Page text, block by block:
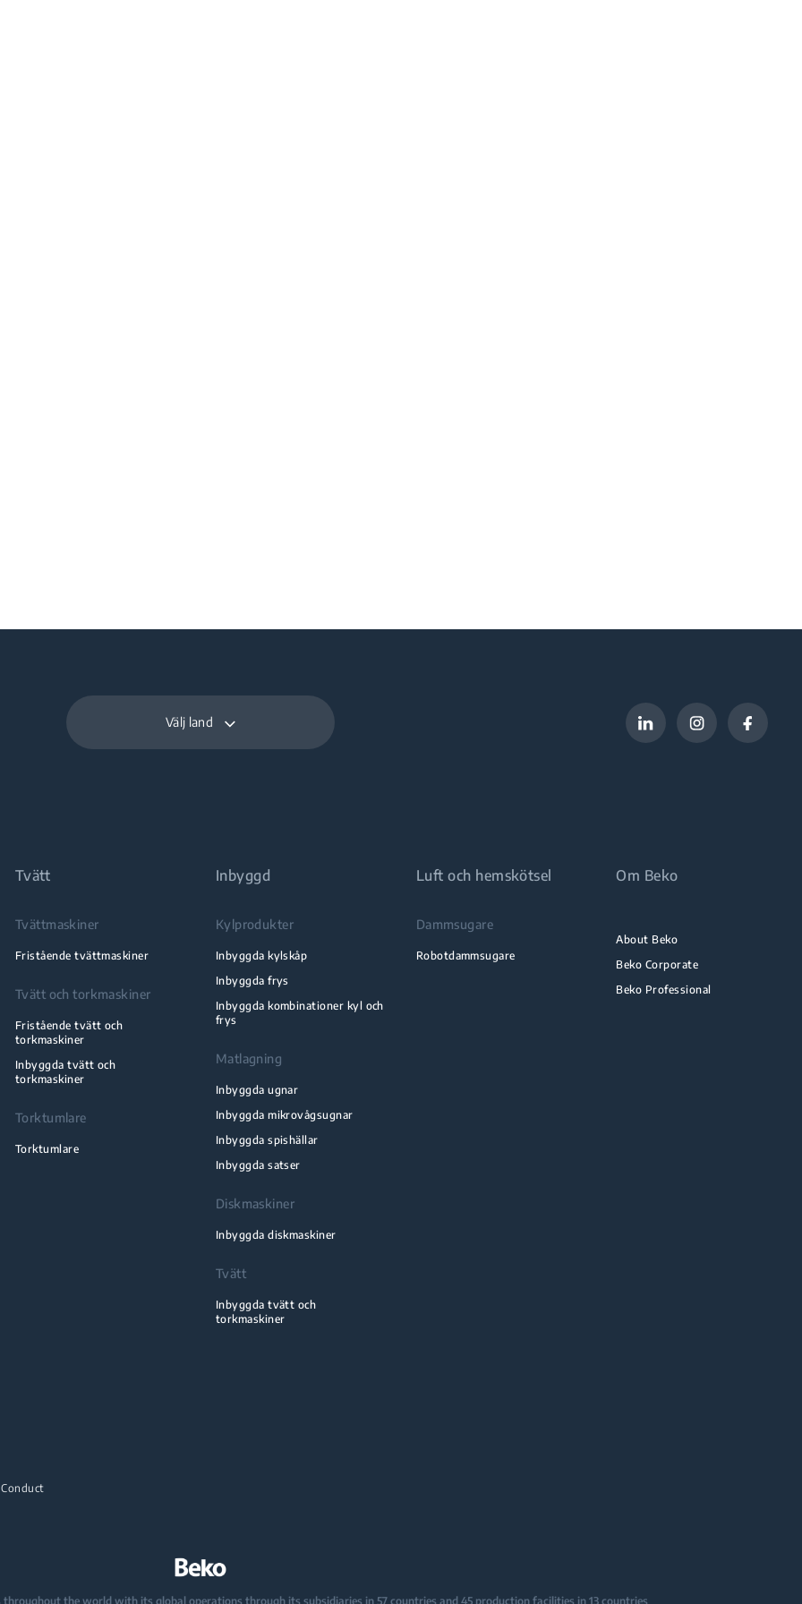
Välj land
Tvätt
Tvättmaskiner
Fristående tvättmaskiner
Tvätt och torkmaskiner
Fristående tvätt och
torkmaskiner
Inbyggda tvätt och
torkmaskiner
Torktumlare
Torktumlare
Inbyggd
Kylprodukter
Inbyggda kylskåp
Inbyggda frys
Inbyggda kombinationer kyl och
frys
Matlagning
Inbyggda ugnar
Inbyggda mikrovågsugnar
Inbyggda spishällar
Inbyggda satser
Diskmaskiner
Inbyggda diskmaskiner
Tvätt
Inbyggda tvätt och
torkmaskiner
Luft och hemskötsel
Dammsugare
Robotdammsugare
Om Beko
About Beko
Beko Corporate
Beko Professional
the world with its global operations through its subsidiaries in 57 countries and 45 production facilities in 13 countries